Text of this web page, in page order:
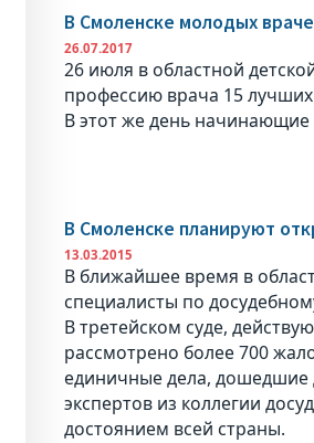
В Смоленске молодых
26.07.2017
26 июля в областной
профессию врача 15
В этот же день
В Смоленске планируют
13.03.2015
В ближайшее время в
специалисты по
В третейском суде,
рассмотрено более 700
единичные дела, дошедшие
экспертов из коллегии
достоянием всей страны.